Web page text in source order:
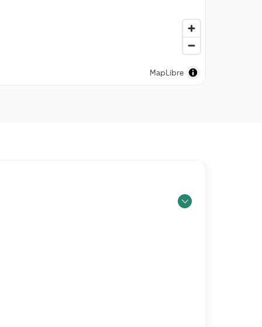
MapLibre